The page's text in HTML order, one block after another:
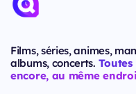
Films, séries, animes,
albums, concerts.
encore, au même